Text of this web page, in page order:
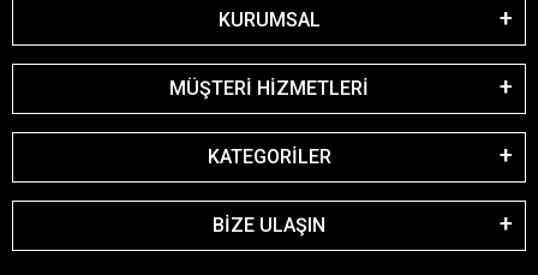
KURUMSAL
MÜŞTERİ HİZMETLERİ
KATEGORİLER
BİZE ULAŞIN